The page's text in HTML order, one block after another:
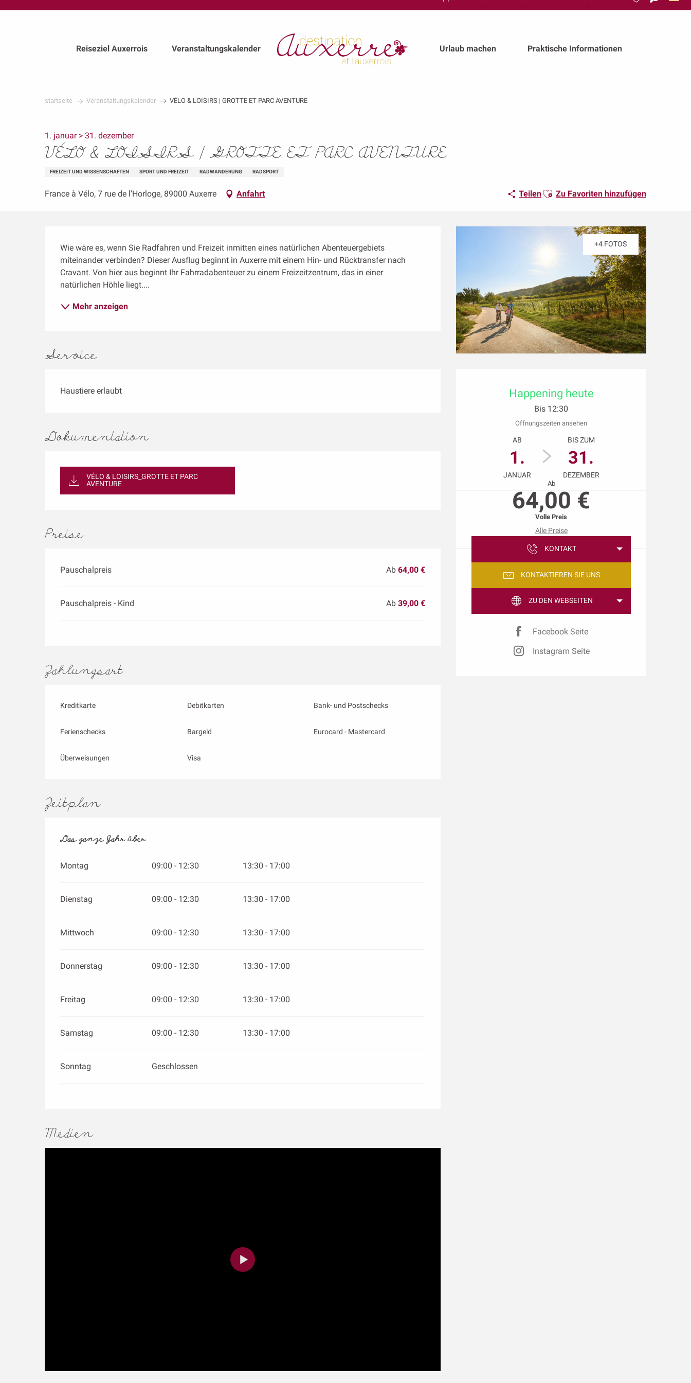
Suche
Reiseziel Auxerrois Veranstaltungskalender Urlaub machen Praktische Informationen
startseite Veranstaltungskalender VÉLO & LOISIRS | GROTTE ET PARC AVENTURE
1. januar > 31. dezember
VÉLO & LOISIRS | GROTTE ET PARC AVENTURE
FREIZEIT UND WISSENSCHAFTEN SPORT UND FREIZEIT RADWANDERUNG RADSPORT
France à Vélo, 7 rue de l'Horloge, 89000 Auxerre Anfahrt TeilenAjouter aux favoris
Zu Favoriten hinzufügen
+4 FOTOS
Öffnungszeiten &
Happening heute
Bis 12:30
Öffnungszeiten ansehen
AB
1.
JANUAR
BIS ZUM
31.
DEZEMBER
Ab
64,00 €
Volle Preis
Alle Preise
KONTAKT
KONTAKTIEREN SIE UNS
ZU DEN WEBSEITEN
Facebook Seite
Instagram Seite
Beschreibung
Wie wäre es, wenn Sie Radfahren und Freizeit inmitten eines natürlichen Abenteuergebiets
miteinander verbinden? Dieser Ausflug beginnt in Auxerre mit einem Hin- und Rücktransfer nach
Cravant. Von hier aus beginnt Ihr Fahrradabenteuer zu einem Freizeitzentrum, das in einer
natürlichen Höhle liegt....
Mehr anzeigen
Service
Haustiere erlaubt
Dokumentation
VÉLO & LOISIRS_GROTTE ET PARC
AVENTURE
Preise
Pauschalpreis Ab64,00 €
Pauschalpreis - Kind Ab39,00 €
Zahlungsart
Kreditkarte Debitkarten Bank- und Postschecks
Ferienschecks Bargeld Eurocard - Mastercard
Überweisungen Visa
Zeitplan
Das ganze Jahr über
Das ganze Jahr über
Montag 09:00 - 12:30 13:30 - 17:00
Dienstag 09:00 - 12:30 13:30 - 17:00
Mittwoch 09:00 - 12:30 13:30 - 17:00
Donnerstag 09:00 - 12:30 13:30 - 17:00
Freitag 09:00 - 12:30 13:30 - 17:00
Samstag 09:00 - 12:30 13:30 - 17:00
Sonntag Geschlossen
Medien